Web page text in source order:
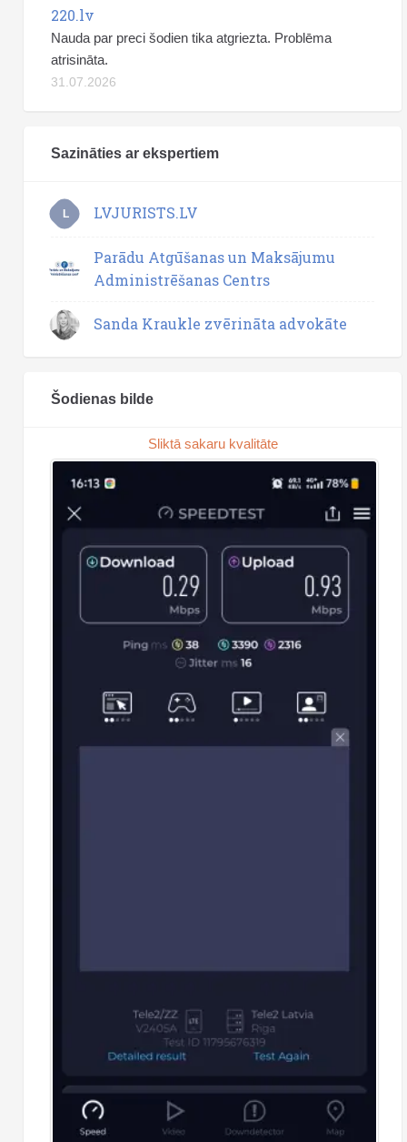
220.lv
Nauda par preci šodien tika atgriezta. Problēma
atrisināta.
31.07.2026
Sazināties ar ekspertiem
L LVJURISTS.LV
Parādu Atgūšanas un Maksājumu
Administrēšanas Centrs
Sanda Kraukle zvērināta advokāte
Šodienas bilde
Sliktā sakaru kvalitāte